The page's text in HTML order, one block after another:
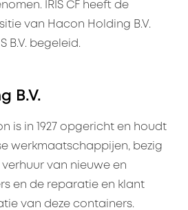
IRIS CF heeft de
van Hacon Holding B.V.
B.V. begeleid.
B.V.
is in 1927 opgericht en houdt
werkmaatschappijen, bezig
van nieuwe en
en de reparatie en klant
van deze containers.